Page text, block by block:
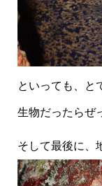
といっても、と
生物だったらぜ
そして最後に、